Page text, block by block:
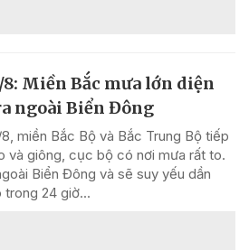
Miền Bắc mưa lớn diện
ngoài Biển Đông
miền Bắc Bộ và Bắc Trung Bộ tiếp
và giông, cục bộ có nơi mưa rất to.
Biển Đông và sẽ suy yếu dần
trong 24 giờ...